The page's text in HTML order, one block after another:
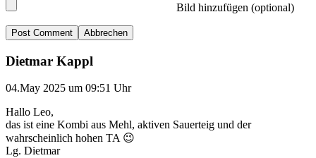
Bild hinzufügen (optional)
Abbrechen
Dietmar Kappl
04.May 2025 um 09:51 Uhr
Hallo Leo,
das ist eine Kombi aus Mehl, aktiven Sauerteig und der
wahrscheinlich hohen TA 😉
Lg. Dietmar